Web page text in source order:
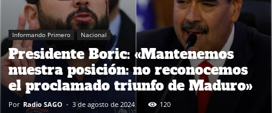
Informando Primero Nacional
Presidente Boric: «Mantenemos
nuestra posición: no reconocemos
el proclamado triunfo de Maduro»
Por Radio SAGO - 3 de agosto de 2024 120